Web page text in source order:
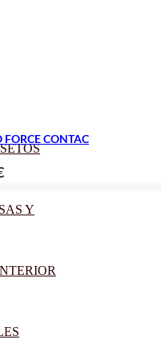
Y
CONTAC
Rango
precios:
hasta